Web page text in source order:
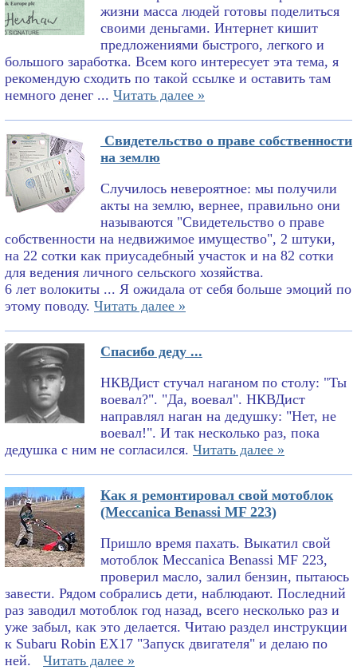
жизни масса людей готовы поделиться
своими деньгами. Интернет кишит
предложениями быстрого, легкого и
большого заработка. Всем кого интересует эта тема, я
рекомендую сходить по такой ссылке и оставить там
немного денег ... Читать далее »
Свидетельство о праве собственности
на землю
Случилось невероятное: мы получили
акты на землю, вернее, правильно они
называются "Свидетельство о праве
собственности на недвижимое имущество", 2 штуки,
на 22 сотки как приусадебный участок и на 82 сотки
для ведения личного сельского хозяйства.
6 лет волокиты ... Я ожидала от себя больше эмоций по
этому поводу. Читать далее »
Спасибо деду ...
НКВДист стучал наганом по столу: "Ты
воевал?". "Да, воевал". НКВДист
направлял наган на дедушку: "Нет, не
воевал!". И так несколько раз, пока
дедушка с ним не согласился. Читать далее »
Как я ремонтировал свой мотоблок
(Meccanica Benassi MF 223)
Пришло время пахать. Выкатил свой
мотоблок Meccanica Benassi MF 223,
проверил масло, залил бензин, пытаюсь
завести. Рядом собрались дети, наблюдают. Последний
раз заводил мотоблок год назад, всего несколько раз и
уже забыл, как это делается. Читаю раздел инструкции
к Subaru Robin EX17 "Запуск двигателя" и делаю по
ней.
Читать далее »